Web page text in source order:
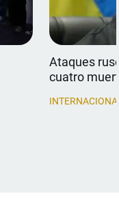
Ataques
cuatro